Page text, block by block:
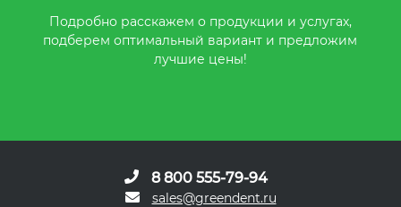
Подробно расскажем о продукции и услугах,
подберем оптимальный вариант и предложим
лучшие цены!
8 800 555-79-94
sales@greendent.ru